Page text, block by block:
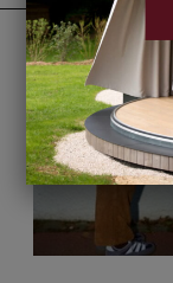
SUIVEZ-NOUS